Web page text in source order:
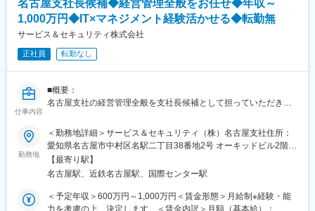
生成AIの登場により、世界中の企業がAIを前提とした業務効率
化・価値創出へと踏み出しており、当社にとっても成長に向けた
大きな転換点と捉えています。この流れを受け、当社も社内業務
をAI前提で再設計し、全社員が日常的に生成AIを使いこなせる環
境を実現したいと考えています。この全社的な変革を推進する、
高い専門性とリーダーシップを備えた方を募集します。
■期待する役割：
具体的な期待は以下3つです。
・生成AIを軸にした革新的な新規事業を経営陣、事業責任者と一
緒に作ること
・現在の仕事を生成AIを前提とした仕事に抜本的に作り変え、生
産性を向上させること
■組織構成：
名古屋支社長候補◆経営管理全般をお任せ◆年収～
1,000万円◆IT×マネジメント経験活かせる◆転勤無
サービス＆セキュリティ株式会社
正社員 転勤なし
仕事内容
■概要：
名古屋支社の経営管理全般を支社長候補として担っていただきま
L支社の売上・予算管理、技術者管理業務・営業に関する業務・採
用業務など
■具体的には：
支社の営業、管理部門のマネジメント
・支社全体の経営方針・戦略の策定から業績拡大、社内の仕組化
や業務改善、組織構築と人材マネジメントまで経営管理
勤務地
＜勤務地詳細＞サービス＆セキュリティ（株）名古屋支社住所：
愛知県名古屋市中村区名駅二丁目38番地2号 オーキッドビル2階勤
務地最寄駅：JR線／名古屋駅受動喫煙対策：屋内全面禁煙
【最寄り駅】
名古屋駅、近鉄名古屋駅、国際センター駅
＜予定年収＞600万円～1,000万円＜賃金形態＞月給制※経験・能
力を考慮の上、決定します。＜賃金内訳＞月額（基本給）：